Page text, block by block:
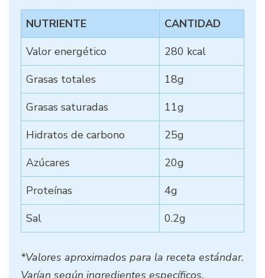
NUTRIENTE
CANTIDAD
Valor energético
280 kcal
Grasas totales
18g
Grasas saturadas
11g
Hidratos de carbono
25g
Azúcares
20g
Proteínas
4g
Sal
0.2g
*Valores aproximados para la receta estándar.
Varían según ingredientes específicos.